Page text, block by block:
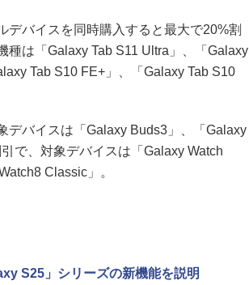
バイスを同時購入すると最大で20%割
種は「Galaxy Tab S11 Ultra」、「Galaxy
Tab S10 FE+」、「Galaxy Tab S10
バイスは「Galaxy Buds3」、「Galaxy
で、対象デバイスは「Galaxy Watch
Classic」。
S25」シリーズの新機能を説明